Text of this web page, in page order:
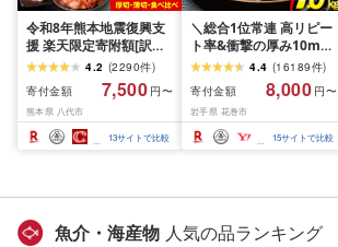
令和8年熊本地震復興支
援 楽天限定寄附額[訳あ
り]牛タン 500g〜2kg 肉
牛肉 訳あり 牛タン 冷凍
小分け 厚切り 薄切り 食
べ比べ 500g 1kg 1.5kg
2kg 牛 人気 ビーフ 牛た
ん ふるさと納税 ランキ
4.2 (2290件)
寄付金額
7,500 円〜
熊本県 八代市
13サイトで比較
＼総合1位常連 高リピー
ト率&衝撃の厚み10mm
厚切り牛タン 塩味/ ≪ス
ピード発送!!10営業日以
内発送≫ 選べる内容量
500g / 1kg 定期便 毎月
届く 牛肉 肉 BBQ ふるさ
と 人気 ランキング 岩手
4.4 (16189件)
寄付金額
8,000 円〜
岩手県 花巻市
15サイトで比較
魚介・海産物 人気の品ランキング